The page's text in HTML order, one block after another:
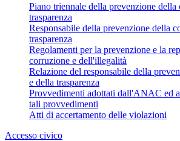
Piano triennale della prevenzione della
trasparenza
Responsabile della prevenzione della
trasparenza
Regolamenti per la prevenzione e la
corruzione e dell'illegalità
Relazione del responsabile della
e della trasparenza
Provvedimenti adottati dall'ANAC ed
tali provvedimenti
Atti di accertamento delle violazioni
Accesso civico